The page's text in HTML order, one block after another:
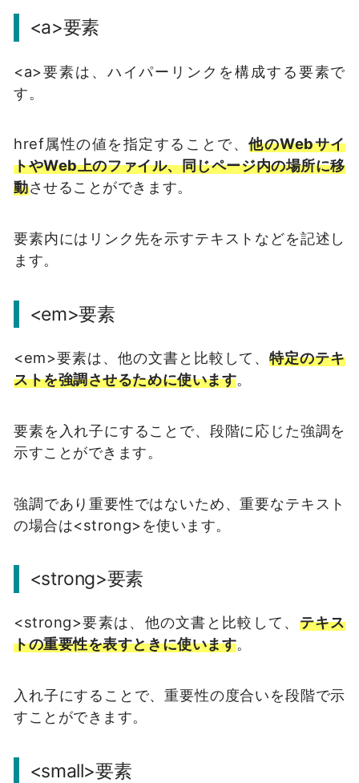
<a>要素
<a>要素は、ハイパーリンクを構成する要素で
す。
href属性の値を指定することで、他のWebサイ
トやWeb上のファイル、同じページ内の場所に移
動させることができます。
要素内にはリンク先を示すテキストなどを記述し
ます。
<em>要素
<em>要素は、他の文書と比較して、特定のテキ
ストを強調させるために使います。
要素を入れ子にすることで、段階に応じた強調を
示すことができます。
強調であり重要性ではないため、重要なテキスト
の場合は<strong>を使います。
<strong>要素
<strong>要素は、他の文書と比較して、 テキス
トの重要性を表すときに使います。
入れ子にすることで、重要性の度合いを段階で示
すことができます。
<small>要素